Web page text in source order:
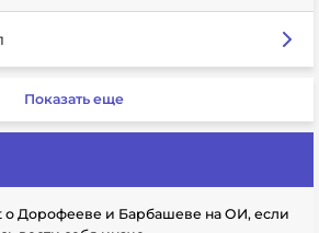
Показать еще
о Дорофееве и Барбашеве на ОИ, если